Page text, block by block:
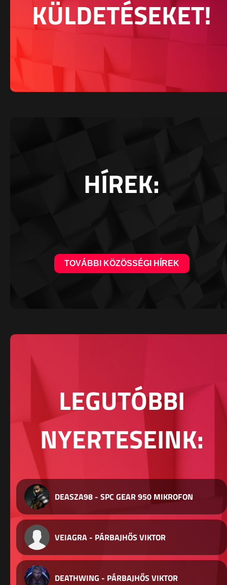
KÜLDETÉSEKET!
HÍREK:
TOVÁBBI KÖZÖSSÉGI HÍREK
LEGUTÓBBI
NYERTESEINK:
DEASZA98 - SPC GEAR 950 MIKROFON
VEIAGRA - PÁRBAJHŐS VIKTOR
DEATHWING - PÁRBAJHŐS VIKTOR